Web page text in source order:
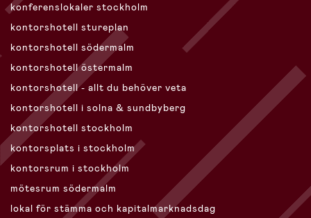
konferenslokaler stockholm
kontorshotell stureplan
kontorshotell södermalm
kontorshotell östermalm
kontorshotell - allt du behöver veta
kontorshotell i solna & sundbyberg
kontorshotell stockholm
kontorsplats i stockholm
kontorsrum i stockholm
mötesrum södermalm
lokal för stämma och kapitalmarknadsdag